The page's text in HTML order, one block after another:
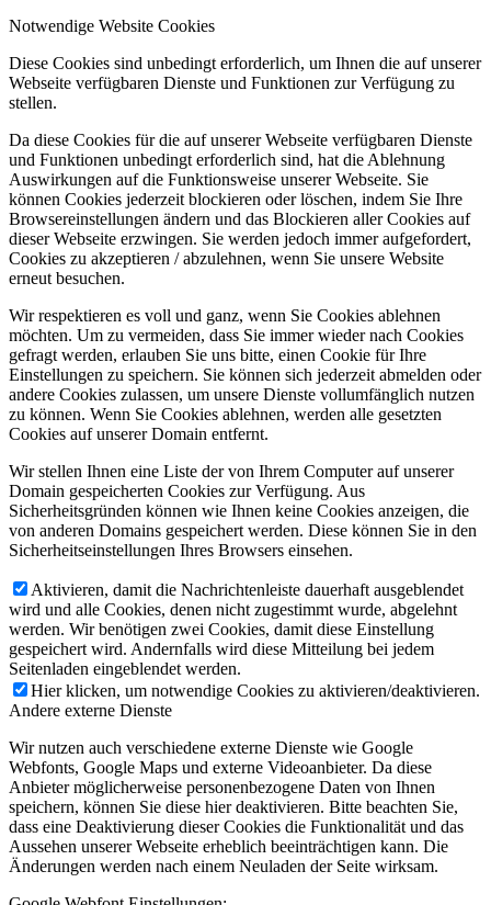
Notwendige Website Cookies
Diese Cookies sind unbedingt erforderlich, um Ihnen die auf unserer
Webseite verfügbaren Dienste und Funktionen zur Verfügung zu
stellen.
Da diese Cookies für die auf unserer Webseite verfügbaren Dienste
und Funktionen unbedingt erforderlich sind, hat die Ablehnung
Auswirkungen auf die Funktionsweise unserer Webseite. Sie
können Cookies jederzeit blockieren oder löschen, indem Sie Ihre
Browsereinstellungen ändern und das Blockieren aller Cookies auf
dieser Webseite erzwingen. Sie werden jedoch immer aufgefordert,
Cookies zu akzeptieren / abzulehnen, wenn Sie unsere Website
erneut besuchen.
Wir respektieren es voll und ganz, wenn Sie Cookies ablehnen
möchten. Um zu vermeiden, dass Sie immer wieder nach Cookies
gefragt werden, erlauben Sie uns bitte, einen Cookie für Ihre
Einstellungen zu speichern. Sie können sich jederzeit abmelden oder
andere Cookies zulassen, um unsere Dienste vollumfänglich nutzen
zu können. Wenn Sie Cookies ablehnen, werden alle gesetzten
Cookies auf unserer Domain entfernt.
Wir stellen Ihnen eine Liste der von Ihrem Computer auf unserer
Domain gespeicherten Cookies zur Verfügung. Aus
Sicherheitsgründen können wie Ihnen keine Cookies anzeigen, die
von anderen Domains gespeichert werden. Diese können Sie in den
Sicherheitseinstellungen Ihres Browsers einsehen.
Aktivieren, damit die Nachrichtenleiste dauerhaft ausgeblendet
wird und alle Cookies, denen nicht zugestimmt wurde, abgelehnt
werden. Wir benötigen zwei Cookies, damit diese Einstellung
gespeichert wird. Andernfalls wird diese Mitteilung bei jedem
Seitenladen eingeblendet werden.
Hier klicken, um notwendige Cookies zu aktivieren/deaktivieren.
Andere externe Dienste
Wir nutzen auch verschiedene externe Dienste wie Google
Webfonts, Google Maps und externe Videoanbieter. Da diese
Anbieter möglicherweise personenbezogene Daten von Ihnen
speichern, können Sie diese hier deaktivieren. Bitte beachten Sie,
dass eine Deaktivierung dieser Cookies die Funktionalität und das
Aussehen unserer Webseite erheblich beeinträchtigen kann. Die
Änderungen werden nach einem Neuladen der Seite wirksam.